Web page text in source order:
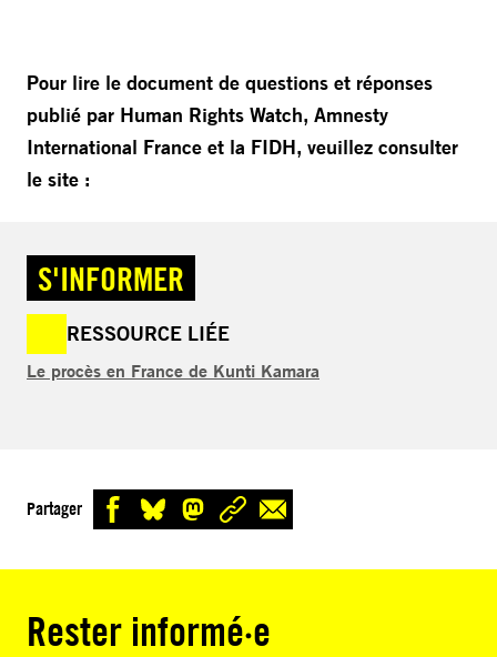
Pour lire le document de questions et réponses
publié par Human Rights Watch, Amnesty
International France et la FIDH, veuillez consulter
le site :
S'INFORMER
RESSOURCE LIÉE
Le procès en France de Kunti Kamara
Partager
Rester informé·e